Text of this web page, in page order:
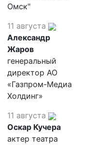
Омск"
11 августа
Александр
Жаров
генеральный
директор АО
«Газпром-Медиа
Холдинг»
11 августа
Оскар Кучера
актер театра